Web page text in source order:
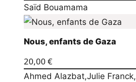
Saïd Bouamama
Nous, enfants de Gaza
20,00 €
Ahmed Alazbat,Julie Franck,